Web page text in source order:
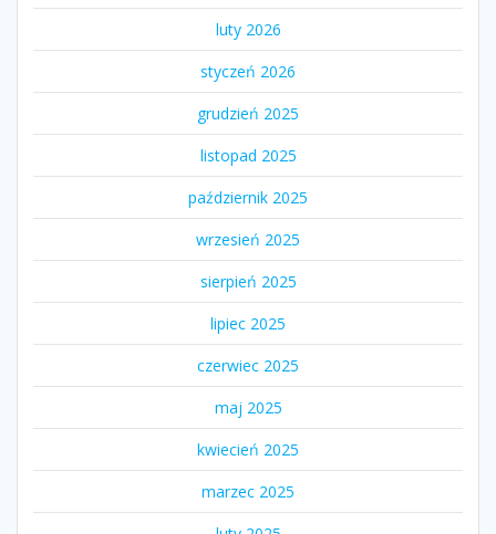
luty 2026
styczeń 2026
grudzień 2025
listopad 2025
październik 2025
wrzesień 2025
sierpień 2025
lipiec 2025
czerwiec 2025
maj 2025
kwiecień 2025
marzec 2025